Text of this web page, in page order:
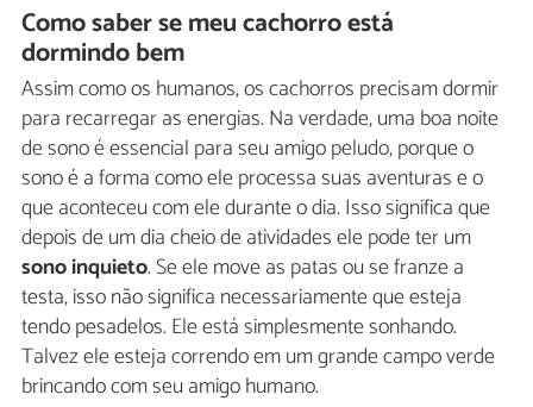
Como saber se meu cachorro está
dormindo bem
Assim como os humanos, os cachorros precisam dormir
para recarregar as energias. Na verdade, uma boa noite
de sono é essencial para seu amigo peludo, porque o
sono é a forma como ele processa suas aventuras e o
que aconteceu com ele durante o dia. Isso significa que
depois de um dia cheio de atividades ele pode ter um
sono inquieto. Se ele move as patas ou se franze a
testa, isso não significa necessariamente que esteja
tendo pesadelos. Ele está simplesmente sonhando.
Talvez ele esteja correndo em um grande campo verde
brincando com seu amigo humano.